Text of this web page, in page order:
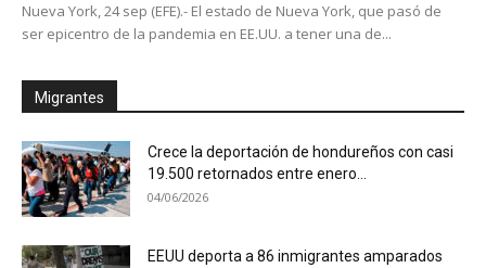
Nueva York, 24 sep (EFE).- El estado de Nueva York, que pasó de
ser epicentro de la pandemia en EE.UU. a tener una de...
Migrantes
Crece la deportación de hondureños con casi
19.500 retornados entre enero...
04/06/2026
EEUU deporta a 86 inmigrantes amparados